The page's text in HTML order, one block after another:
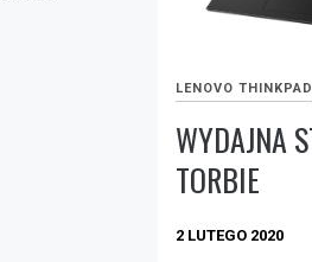
LENOVO THINKPAD
WYDAJNA
TORBIE
2 LUTEGO 2020